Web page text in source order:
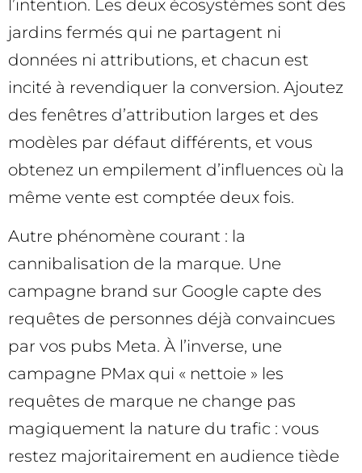
l’intention. Les deux écosystèmes sont des
jardins fermés qui ne partagent ni
données ni attributions, et chacun est
incité à revendiquer la conversion. Ajoutez
des fenêtres d’attribution larges et des
modèles par défaut différents, et vous
obtenez un empilement d’influences où la
même vente est comptée deux fois.
Autre phénomène courant : la
cannibalisation de la marque. Une
campagne brand sur Google capte des
requêtes de personnes déjà convaincues
par vos pubs Meta. À l’inverse, une
campagne PMax qui « nettoie » les
requêtes de marque ne change pas
magiquement la nature du trafic : vous
restez majoritairement en audience tiède